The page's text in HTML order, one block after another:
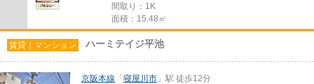
間取り：1K
面積：15.48㎡
賃貸｜マンション ハーミテイジ平池
京阪本線 「 寝屋川市 」駅 徒歩12分